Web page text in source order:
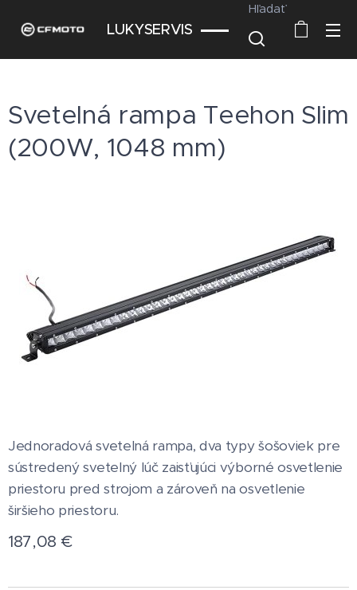
LUKYSERVIS
Hľadať
Svetelná rampa Teehon Slim
(200W, 1048 mm)
Jednoradová svetelná rampa, dva typy šošoviek pre
sústredený svetelný lúč zaisťujúci výborné osvetlenie
priestoru pred strojom a zároveň na osvetlenie
širšieho priestoru.
187,08 €